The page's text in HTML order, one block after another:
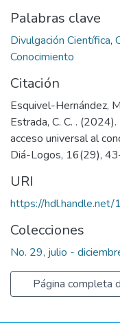
Palabras clave
Divulgación Científica,
Conocimiento
Citación
Esquivel-Hernández,
Estrada, C. C. .
acceso universal al
Diá-Logos, 16(29),
URI
https://
Colecciones
No. 29, julio -
Página completa